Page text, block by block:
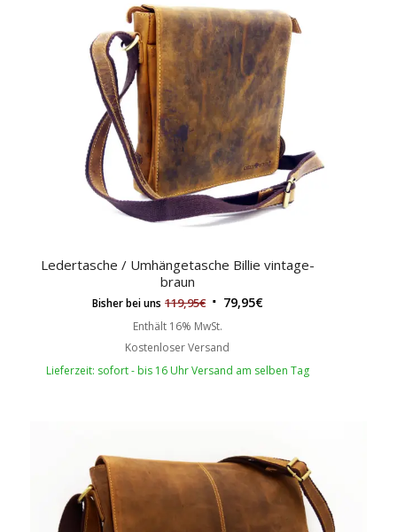
Ledertasche / Umhängetasche Billie vintage-
braun
Bisher bei uns 119,95€ 79,95€
Enthält 16% MwSt.
Kostenloser Versand
Lieferzeit: sofort - bis 16 Uhr Versand am selben Tag